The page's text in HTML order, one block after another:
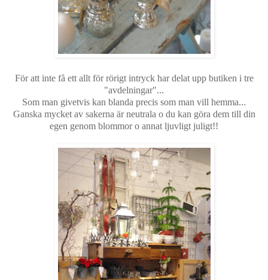
För att inte få ett allt för rörigt intryck har delat upp butiken i tre
"avdelningar"...
Som man givetvis kan blanda precis som man vill hemma...
Ganska mycket av sakerna är neutrala o du kan göra dem till din
egen genom blommor o annat ljuvligt juligt!!